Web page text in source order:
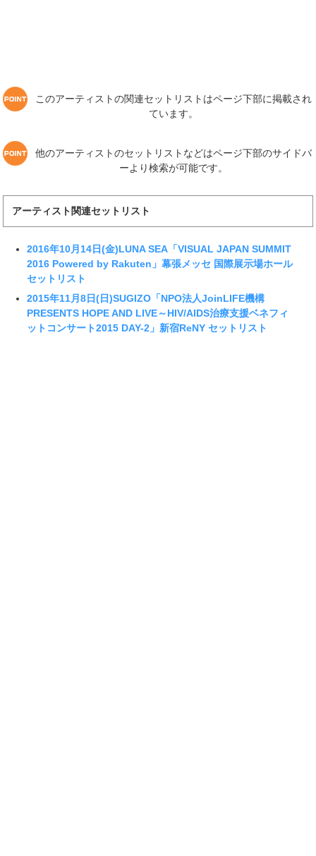
このアーティストの関連セットリストはページ下部に掲載され
ています。
他のアーティストのセットリストなどはページ下部のサイドバ
ーより検索が可能です。
アーティスト関連セットリスト
2016年10月14日(金)LUNA SEA「VISUAL JAPAN SUMMIT
2016 Powered by Rakuten」幕張メッセ 国際展示場ホール
セットリスト
2015年11月8日(日)SUGIZO「NPO法人JoinLIFE機構
PRESENTS HOPE AND LIVE～HIV/AIDS治療支援ベネフィ
ットコンサート2015 DAY-2」新宿ReNY セットリスト